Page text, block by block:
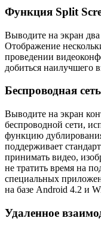
Функция Split
Выводите на экран
Отображение
проведении
добиться наилучшего
Беспроводная
Выводите на экран
беспроводной сети,
функцию
поддерживает
принимать видео,
не тратить время на
специальных
на базе Android 4.2 и
Удаленное